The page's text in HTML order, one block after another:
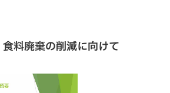
料廃棄の削減に向けて